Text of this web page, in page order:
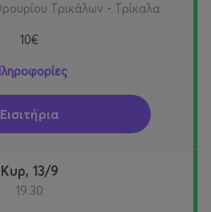
Τρικάλων - Τρίκαλα
10€
Εισιτήρια
Κυρ, 13/9
19:30